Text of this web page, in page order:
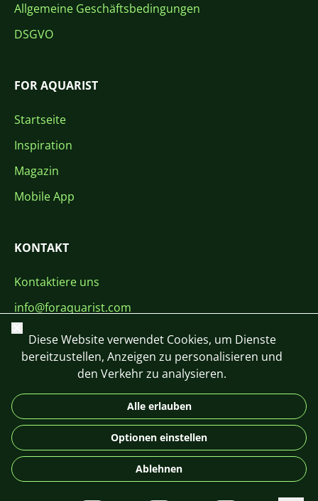
Allgemeine Geschäftsbedingungen
DSGVO
FOR AQUARIST
Startseite
Inspiration
Magazin
Mobile App
KONTAKT
Kontaktiere uns
info@foraquarist.com
+420 603 449 602
DE
© 2026 For Aquarist
Schließen
Diese Website verwendet Cookies, um Dienste
bereitzustellen, Anzeigen zu personalisieren und
den Verkehr zu analysieren.
Alle erlauben
Optionen einstellen
Ablehnen